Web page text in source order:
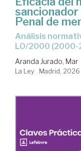
Penal de
Análisis normativo, procesal y empírico de la
LO/2000 (2000-
Aranda Jurado, Mar
La Ley . Madrid, 2026